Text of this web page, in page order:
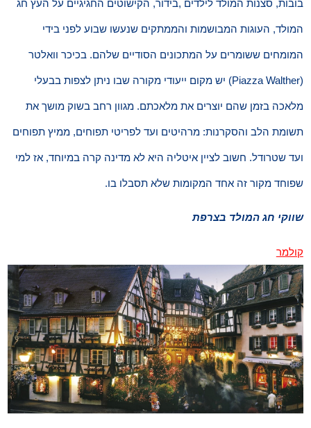
בובות, סצנות המולד לילדים ,בידור, הקישוטים החגיגיים על העץ חג
המולד, העוגות המבושמות והממתקים שנעשו שבוע לפני בידי
המומחים ששומרים על המתכונים הסודיים שלהם. בכיכר וואלטר
(Piazza Walther) יש מקום ייעודי מקורה שבו ניתן לצפות בבעלי
מלאכה בזמן שהם יוצרים את מלאכתם. מגוון רחב בשוק מושך את
תשומת הלב והסקרנות: מרהיטים ועד לפריטי תפוחים, ממיץ תפוחים
ועד שטרודל. חשוב לציין איטליה היא לא מדינה קרה במיוחד, אז למי
שפוחד מקור זה אחד המקומות שלא תסבלו בו.
שווקי חג המולד בצרפת
קולמר